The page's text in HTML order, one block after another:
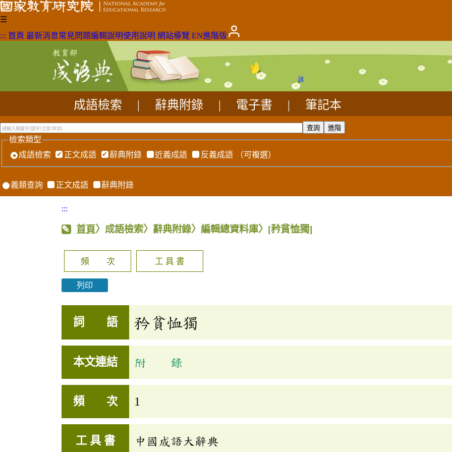
☰
::: 首頁 最新消息常見問題編輯說明使用說明 網站導覽 EN進階版
成語檢索 辭典附錄 電子書 筆記本
檢索類型
成語檢索
正文成語 辭典附錄 近義成語 反義成語 （可複選）
義類查詢 正文成語 辭典附錄
:::
首頁〉成語檢索〉辭典附錄〉編輯總資料庫〉 [矜貧恤獨]
頻 次 工 具 書
列印
詞 語 矜貧恤獨
本文連結 附 錄
頻 次 1
工 具 書 中國成語大辭典